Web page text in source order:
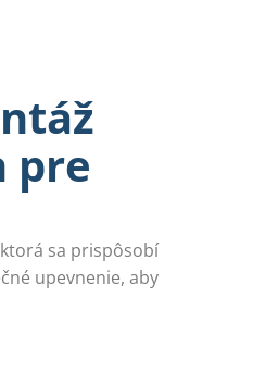
pre
sa prispôsobí
upevnenie, aby